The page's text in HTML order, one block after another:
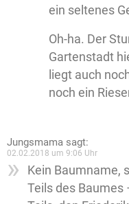
ein seltenes
Oh-ha. Der
Gartenstadt
liegt auch
noch ein
Jungsmama sagt:
02.02.2018 um 9:06 Uhr
Kein Baumname,
Teils des